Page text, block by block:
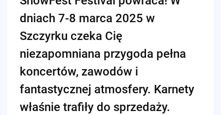
dniach 7-8 marca 2025 w
Szczyrku czeka Cię
niezapomniana przygoda pełna
koncertów, zawodów i
fantastycznej atmosfery. Karnety
właśnie trafiły do sprzedaży.